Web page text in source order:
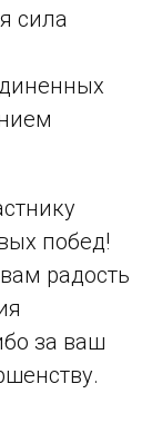
сила
побед!
радость
за ваш